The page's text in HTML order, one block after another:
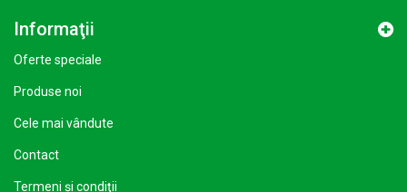
Informaţii
Oferte speciale
Produse noi
Cele mai vândute
Contact
Termeni şi condiţii